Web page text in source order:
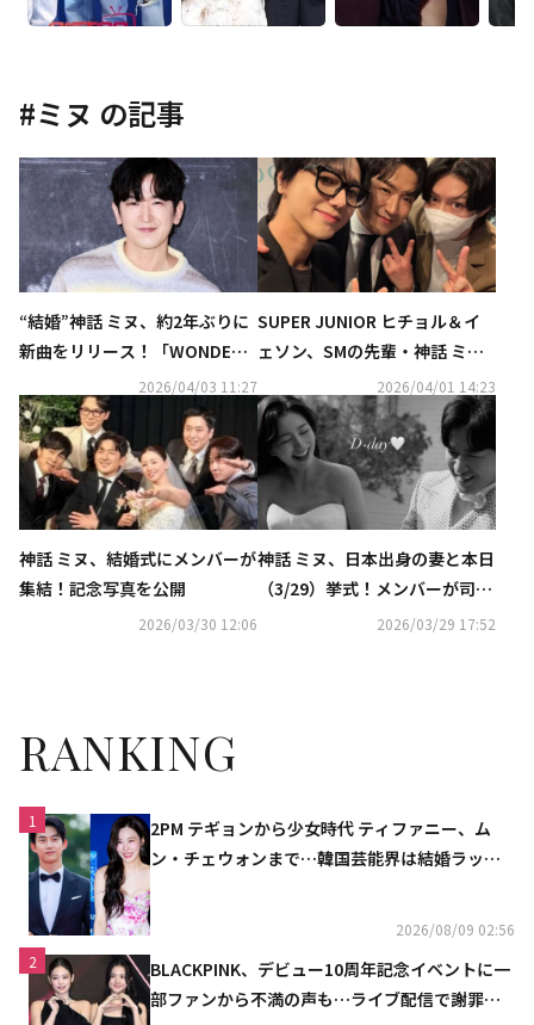
#ミヌ の記事
“結婚”神話 ミヌ、約2年ぶりに
新曲をリリース！「WONDER
U」を本日サプライズ公開
2026/04/03 11:27
SUPER JUNIOR ヒチョル＆イ
ェソン、SMの先輩・神話 ミヌ
の結婚を祝福！写真を公開
2026/04/01 14:23
神話 ミヌ、結婚式にメンバーが
集結！記念写真を公開
2026/03/30 12:06
神話 ミヌ、日本出身の妻と本日
（3/29）挙式！メンバーが司会
2026/03/29 17:52
RANKING
1
2PM テギョンから少女時代 ティファニー、ム
ン・チェウォンまで…韓国芸能界は結婚ラッシ
2026/08/09 02:56
2
BLACKPINK、デビュー10周年記念イベントに一
部ファンから不満の声も…ライブ配信で謝罪